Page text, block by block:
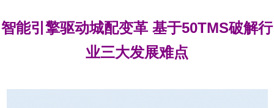
智能引擎驱动城配变革 基于50TMS破解行
业三大发展难点